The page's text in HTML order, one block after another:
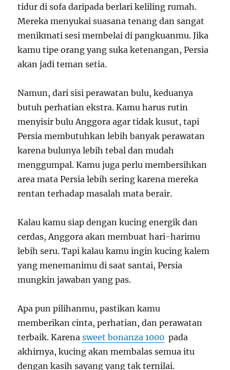
tidur di sofa daripada berlari keliling rumah.
Mereka menyukai suasana tenang dan sangat
menikmati sesi membelai di pangkuanmu. Jika
kamu tipe orang yang suka ketenangan, Persia
akan jadi teman setia.
Namun, dari sisi perawatan bulu, keduanya
butuh perhatian ekstra. Kamu harus rutin
menyisir bulu Anggora agar tidak kusut, tapi
Persia membutuhkan lebih banyak perawatan
karena bulunya lebih tebal dan mudah
menggumpal. Kamu juga perlu membersihkan
area mata Persia lebih sering karena mereka
rentan terhadap masalah mata berair.
Kalau kamu siap dengan kucing energik dan
cerdas, Anggora akan membuat hari-harimu
lebih seru. Tapi kalau kamu ingin kucing kalem
yang menemanimu di saat santai, Persia
mungkin jawaban yang pas.
Apa pun pilihanmu, pastikan kamu
memberikan cinta, perhatian, dan perawatan
terbaik. Karenasweet bonanza 1000 pada
akhirnya, kucing akan membalas semua itu
dengan kasih sayang yang tak ternilai.